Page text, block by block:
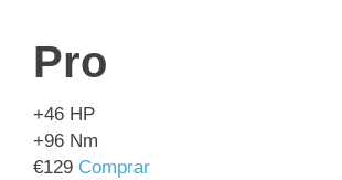
Pro
+46 HP
+96 Nm
€129 Comprar